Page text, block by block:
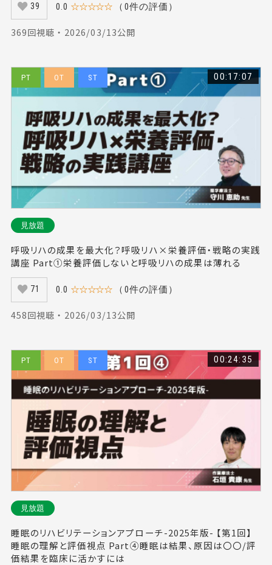
39 0.0 ☆☆☆☆☆ （0件の評価）
369回視聴 ・ 2026/03/13公開
PT OT ST 00:17:07
見放題
呼吸リハの成果を最大化？呼吸リハ×栄養評価・戦略の実践
講座 Part①栄養評価しないと呼吸リハの成果は薄れる
71 0.0 ☆☆☆☆☆ （0件の評価）
458回視聴 ・ 2026/03/13公開
PT OT ST 00:24:35
見放題
睡眠のリハビリテーションアプローチ-2025年版- 【第1回】
睡眠の理解と評価視点 Part④睡眠は結果、原因は〇〇/評
価結果を臨床に活かすには